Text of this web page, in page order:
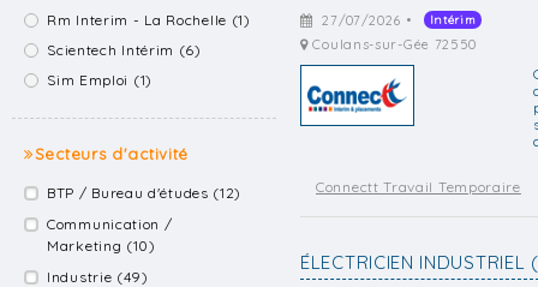
Rm Interim - La Rochelle (1)
Scientech Intérim (6)
Sim Emploi (1)
Secteurs d'activité
BTP / Bureau d'études (12)
Communication /
Marketing (10)
Industrie (49)
27/07/2026 • Intérim
Coulans-sur-Gée 72550
Connectt Travail Temporaire
ÉLECTRICIEN